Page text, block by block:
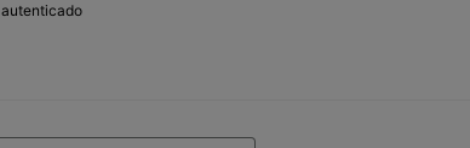
autenticado